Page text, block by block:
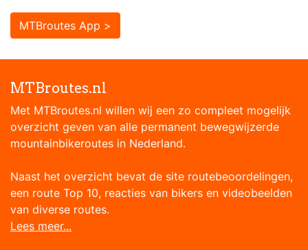
MTBroutes App >
MTBroutes.nl
Met MTBroutes.nl willen wij een zo compleet mogelijk
overzicht geven van alle permanent bewegwijzerde
mountainbikeroutes in Nederland.
Naast het overzicht bevat de site routebeoordelingen,
een route Top 10, reacties van bikers en videobeelden
van diverse routes.
Lees meer...